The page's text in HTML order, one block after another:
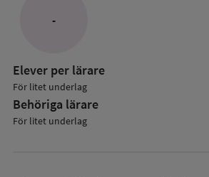
-
Elever per lärare
För litet underlag
Behöriga lärare
För litet underlag